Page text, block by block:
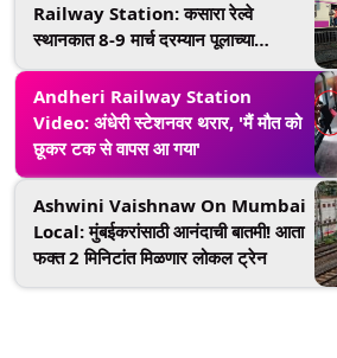
Railway Station: कसारा रेल्वे
स्थानकात 8-9 मार्च दरम्यान पूलाच्या
कामासाठी 3 ब्लॉक; जाणून घ्या अपडेट्स
Andheri Railway Station
Video: अंधेरी स्टेशनवर थरार, 'मैं मौत को
छूकर टक से वापस आ गया'
Ashwini Vaishnaw On Mumbai
Local: मुंबईकरांसाठी आनंदाची बातमी! आता
फक्त 2 मिनिटांत मिळणार लोकल ट्रेन